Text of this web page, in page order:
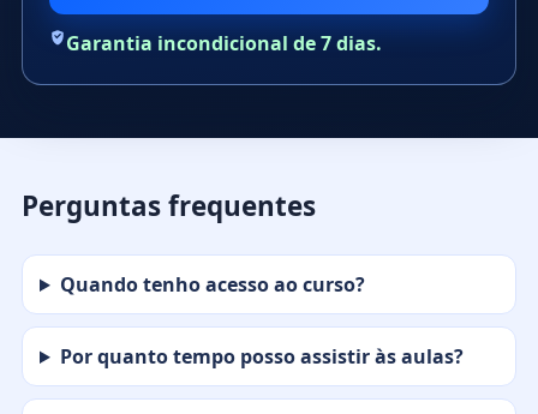
Garantia incondicional de 7 dias.
Perguntas frequentes
Quando tenho acesso ao curso?
Por quanto tempo posso assistir às aulas?